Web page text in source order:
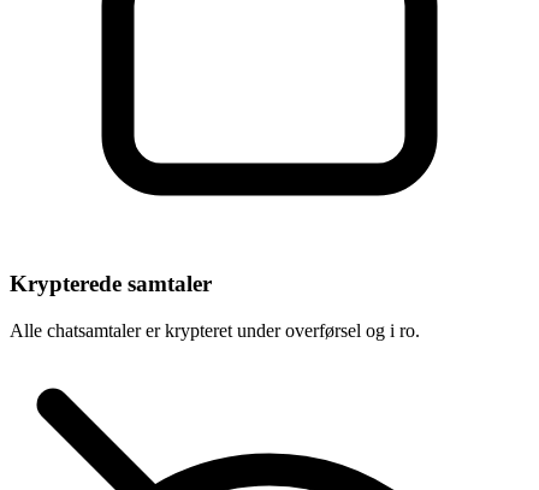
Krypterede samtaler
Alle chatsamtaler er krypteret under overførsel og i ro.